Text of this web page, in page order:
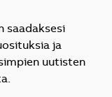
saadaksesi
ja
uutisten